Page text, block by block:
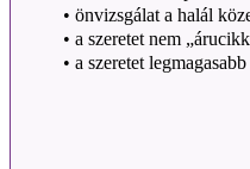
• önvizsgálat a halál
• a szeretet nem
• a szeretet